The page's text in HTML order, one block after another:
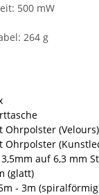
500 mW
264 g
Ohrpolster (Velours)
Ohrpolster
auf 6,3 mm
(glatt)
- 3m